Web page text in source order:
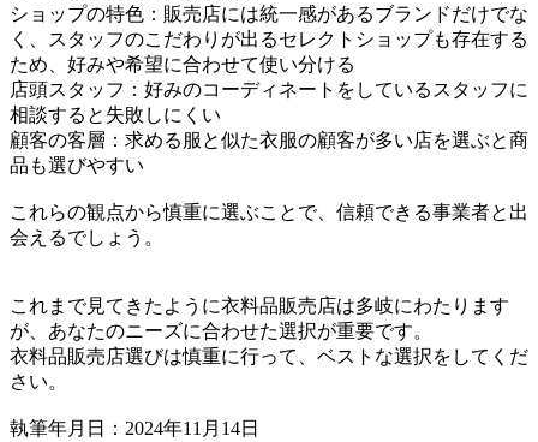
ショップの特色：販売店には統一感があるブランドだけでな
く、スタッフのこだわりが出るセレクトショップも存在する
ため、好みや希望に合わせて使い分ける
店頭スタッフ：好みのコーディネートをしているスタッフに
相談すると失敗しにくい
顧客の客層：求める服と似た衣服の顧客が多い店を選ぶと商
品も選びやすい
これらの観点から慎重に選ぶことで、信頼できる事業者と出
会えるでしょう。
これまで見てきたように衣料品販売店は多岐にわたります
が、あなたのニーズに合わせた選択が重要です。
衣料品販売店選びは慎重に行って、ベストな選択をしてくだ
さい。
執筆年月日：2024年11月14日